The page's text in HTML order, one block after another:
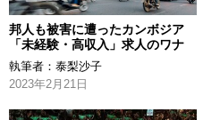
邦人も被害に遭ったカンボジア
「未経験・高収入」求人のワナ
執筆者： 泰梨沙子
2023年2月21日